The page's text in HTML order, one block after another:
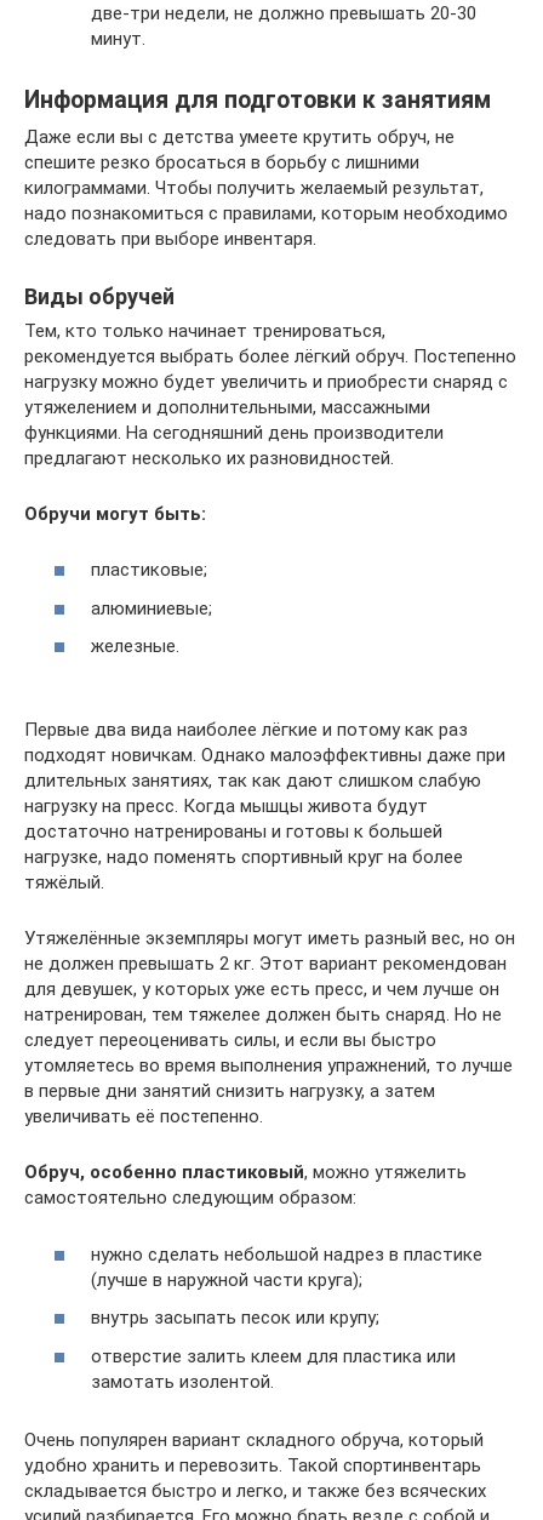
две-три недели, не должно превышать 20-30
минут.
Информация для подготовки к занятиям
Даже если вы с детства умеете крутить обруч, не
спешите резко бросаться в борьбу с лишними
килограммами. Чтобы получить желаемый результат,
надо познакомиться с правилами, которым необходимо
следовать при выборе инвентаря.
Виды обручей
Тем, кто только начинает тренироваться,
рекомендуется выбрать более лёгкий обруч. Постепенно
нагрузку можно будет увеличить и приобрести снаряд с
утяжелением и дополнительными, массажными
функциями. На сегодняшний день производители
предлагают несколько их разновидностей.
Обручи могут быть:
пластиковые;
алюминиевые;
железные.
Первые два вида наиболее лёгкие и потому как раз
подходят новичкам. Однако малоэффективны даже при
длительных занятиях, так как дают слишком слабую
нагрузку на пресс. Когда мышцы живота будут
достаточно натренированы и готовы к большей
нагрузке, надо поменять спортивный круг на более
тяжёлый.
Утяжелённые экземпляры могут иметь разный вес, но он
не должен превышать 2 кг. Этот вариант рекомендован
для девушек, у которых уже есть пресс, и чем лучше он
натренирован, тем тяжелее должен быть снаряд. Но не
следует переоценивать силы, и если вы быстро
утомляетесь во время выполнения упражнений, то лучше
в первые дни занятий снизить нагрузку, а затем
увеличивать её постепенно.
Обруч, особенно пластиковый, можно утяжелить
самостоятельно следующим образом:
нужно сделать небольшой надрез в пластике
(лучше в наружной части круга);
внутрь засыпать песок или крупу;
отверстие залить клеем для пластика или
замотать изолентой.
Очень популярен вариант складного обруча, который
удобно хранить и перевозить. Такой спортинвентарь
складывается быстро и легко, и также без всяческих